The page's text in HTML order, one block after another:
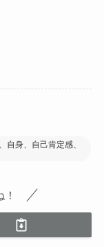
自身、自己肯定感、